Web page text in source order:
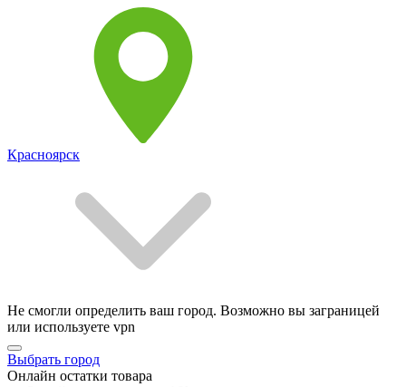
Красноярск
Не смогли определить ваш город. Возможно вы заграницей
или используете vpn
Выбрать город
Онлайн остатки товара